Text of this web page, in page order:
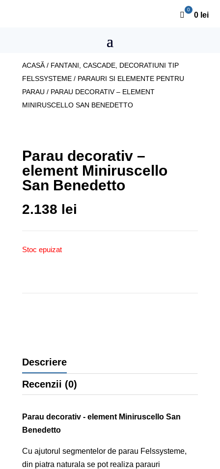
0 lei
ACASĂ/ FANTANI, CASCADE, DECORATIUNI TIP
FELSSYSTEME/ PARAURI SI ELEMENTE PENTRU
PARAU / PARAU DECORATIV – ELEMENT
MINIRUSCELLO SAN BENEDETTO
Parau decorativ –
element Miniruscello
San Benedetto
2.138 lei
Stoc epuizat
Descriere
Recenzii (0)
Parau decorativ - element Miniruscello San
Benedetto
Cu ajutorul segmentelor de parau Felssysteme,
din piatra naturala se pot realiza parauri